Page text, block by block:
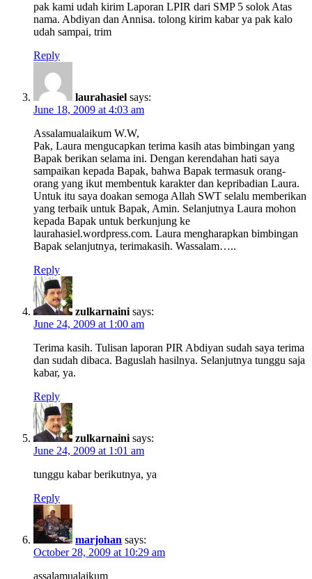
pak kami udah kirim Laporan LPIR dari SMP 5 solok Atas
nama. Abdiyan dan Annisa. tolong kirim kabar ya pak kalo
udah sampai, trim
Reply
laurahasiel says:
June 18, 2009 at 4:03 am
Assalamualaikum W.W,
Pak, Laura mengucapkan terima kasih atas bimbingan yang
Bapak berikan selama ini. Dengan kerendahan hati saya
sampaikan kepada Bapak, bahwa Bapak termasuk orang-
orang yang ikut membentuk karakter dan kepribadian Laura.
Untuk itu saya doakan semoga Allah SWT selalu memberikan
yang terbaik untuk Bapak, Amin. Selanjutnya Laura mohon
kepada Bapak untuk berkunjung ke
laurahasiel.wordpress.com. Laura mengharapkan bimbingan
Bapak selanjutnya, terimakasih. Wassalam…..
Reply
zulkarnaini says:
June 24, 2009 at 1:00 am
Terima kasih. Tulisan laporan PIR Abdiyan sudah saya terima
dan sudah dibaca. Baguslah hasilnya. Selanjutnya tunggu saja
kabar, ya.
Reply
zulkarnaini says:
June 24, 2009 at 1:01 am
tunggu kabar berikutnya, ya
Reply
marjohan says:
October 28, 2009 at 10:29 am
assalamualaikum